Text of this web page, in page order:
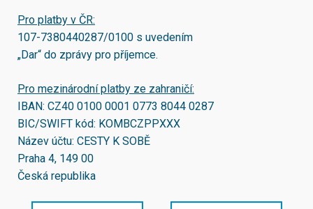
Pro platby v ČR:
107-7380440287/0100 s uvedením
„Dar“ do zprávy pro příjemce.
Pro mezinárodní platby ze zahraničí:
IBAN: CZ40 0100 0001 0773 8044 0287
BIC/SWIFT kód: KOMBCZPPXXX
Název účtu: CESTY K SOBĚ
Praha 4, 149 00
Česká republika